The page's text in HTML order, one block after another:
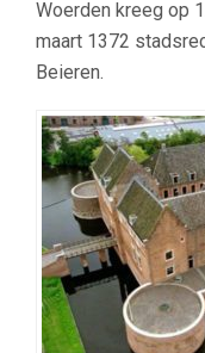
Woerden kreeg op
maart 1372
Beieren.